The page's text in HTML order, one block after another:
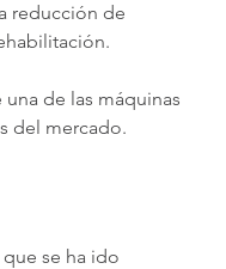
reducción de
una de las máquinas
del mercado.
que se ha ido